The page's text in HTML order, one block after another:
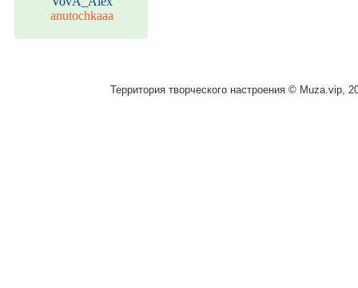
anutochkaaa
Территория творческого настроения © Muza.vip,